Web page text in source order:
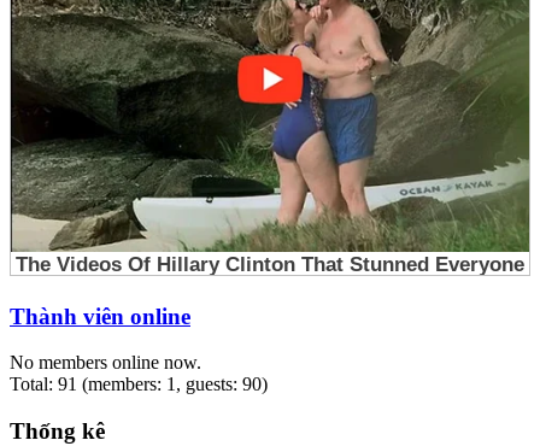
Thành viên online
No members online now.
Total: 91 (members: 1, guests: 90)
Thống kê